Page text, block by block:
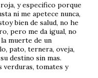
y especifico porque
ni me apetece nunca,
bien de salud, no he
pero me da igual, no
muerte de un
pato, ternera, oveja,
destino sin mas.
verduras, tomates y